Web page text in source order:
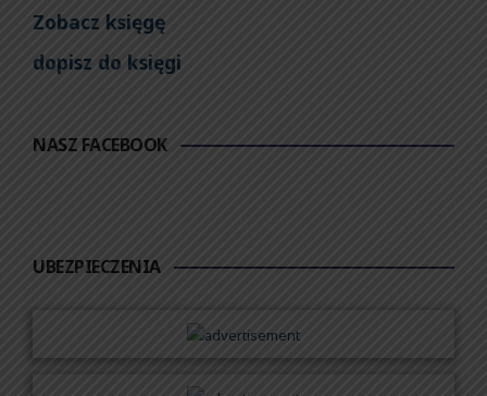
Zobacz księgę
dopisz do księgi
NASZ FACEBOOK
UBEZPIECZENIA